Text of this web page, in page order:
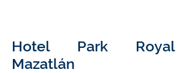
Hotel Park Royal
Mazatlán